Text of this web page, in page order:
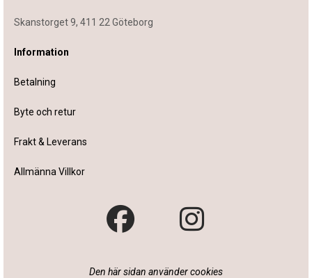
Skanstorget 9, 411 22 Göteborg
Information
Betalning
Byte och retur
Frakt & Leverans
Allmänna Villkor
Den här sidan använder cookies